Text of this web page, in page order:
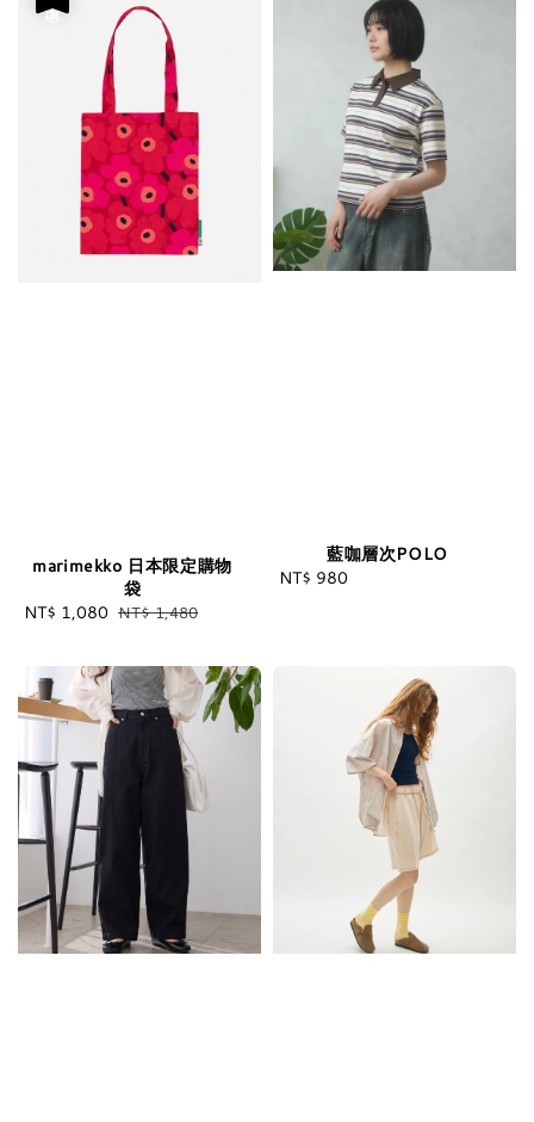
marimekko 日本限定購物
袋
Sale
NT$ 1,080 Regular
NT$ 1,480
藍咖層次POLO
Regular
NT$ 980